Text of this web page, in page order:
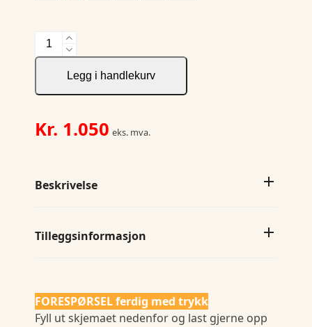
Tulsa
Ext.
antall
Legg i handlekurv
Kr. 1.050 eks. mva.
Beskrivelse
Tilleggsinformasjon
FORESPØRSEL ferdig med trykk
Fyll ut skjemaet nedenfor og last gjerne opp